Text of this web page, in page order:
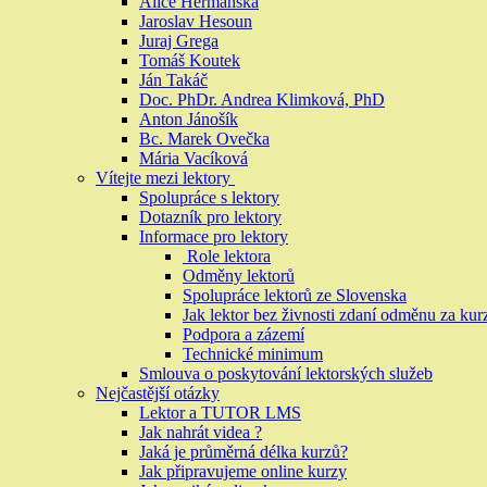
Jaroslav Hesoun
Juraj Grega
Tomáš Koutek
Ján Takáč
Doc. PhDr. Andrea Klimková, PhD
Anton Jánošík
Bc. Marek Ovečka
Mária Vacíková
Vítejte mezi lektory
Spolupráce s lektory
Dotazník pro lektory
Informace pro lektory
Role lektora
Odměny lektorů
Spolupráce lektorů ze Slovenska
Jak lektor bez živnosti zdaní odměnu za
Podpora a zázemí
Technické minimum
Smlouva o poskytování lektorských služeb
Nejčastější otázky
Lektor a TUTOR LMS
Jak nahrát videa ?
Jaká je průměrná délka kurzů?
Jak připravujeme online kurzy